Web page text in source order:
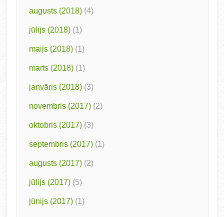
augusts (2018) (4)
jūlijs (2018) (1)
maijs (2018) (1)
marts (2018) (1)
janvāris (2018) (3)
novembris (2017) (2)
oktobris (2017) (3)
septembris (2017) (1)
augusts (2017) (2)
jūlijs (2017) (5)
jūnijs (2017) (1)